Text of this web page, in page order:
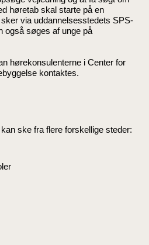
høretab skal starte på en
via uddannelsesstedets SPS-
også søges af unge på
hørekonsulenterne i Center for
kontaktes.
ske fra flere forskellige steder: